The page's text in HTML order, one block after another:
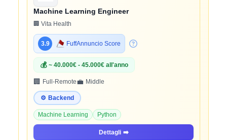
Machine Learning Engineer
🏢 Vita Health
3.9 FuffAnnuncio Score
💰 ~ 40.000€ - 45.000€ all'anno
🏢 Full-Remote💼 Middle
⚙️ Backend
Machine Learning Python
Dettagli ➡️